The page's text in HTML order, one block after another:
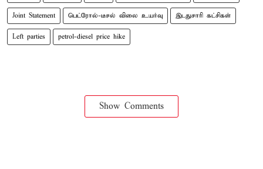
Joint Statement பெட்ரோல்-டீசல் விலை உயர்வு இடதுசாரி கட்சிகள்
Left parties petrol-diesel price hike
Show Comments